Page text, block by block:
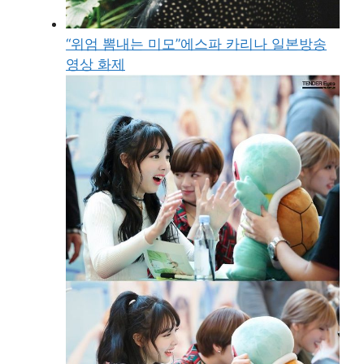
“위엄 뽐내는 미모”에스파 카리나 일본방송
영상 화제